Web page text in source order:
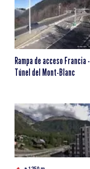
Rampa de acceso Francia -
Túnel del Mont-Blanc